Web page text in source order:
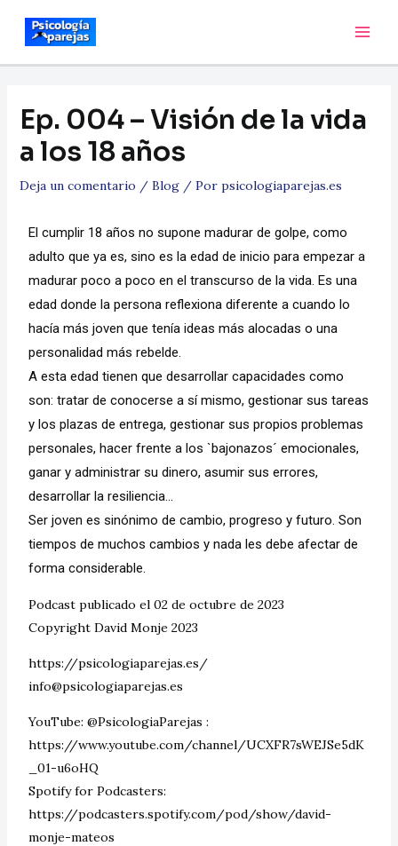
Ep. 004 – Visión de la vida
a los 18 años
Deja un comentario / Blog/ Por psicologiaparejas.es
El cumplir 18 años no supone madurar de golpe, como
adulto que ya es, sino es la edad de inicio para empezar a
madurar poco a poco en el transcurso de la vida. Es una
edad donde la persona reflexiona diferente a cuando lo
hacía más joven que tenía ideas más alocadas o una
personalidad más rebelde.
A esta edad tienen que desarrollar capacidades como
son: tratar de conocerse a sí mismo, gestionar sus tareas
y los plazas de entrega, gestionar sus propios problemas
personales, hacer frente a los `bajonazos´ emocionales,
ganar y administrar su dinero, asumir sus errores,
desarrollar la resiliencia…
Ser joven es sinónimo de cambio, progreso y futuro. Son
tiempos de muchos cambios y nada les debe afectar de
forma considerable.
Podcast publicado el 02 de octubre de 2023
Copyright David Monje 2023
https://psicologiaparejas.es/
info@psicologiaparejas.es
YouTube: @PsicologiaParejas :
https://www.youtube.com/channel/UCXFR7sWEJSe5dK
_01-u6oHQ
Spotify for Podcasters:
https://podcasters.spotify.com/pod/show/david-
monje-mateos